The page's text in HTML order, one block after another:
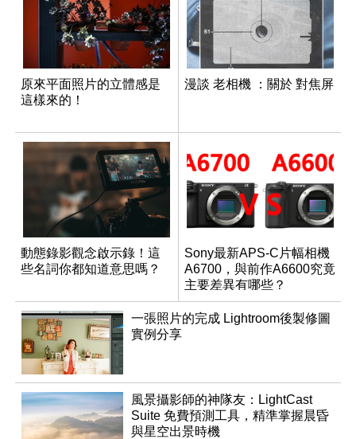
原來平面照片的立體感是
這樣來的！
漫談 老相機 ：關於 對焦屏
動態錄影觀念啟示錄！這
些名詞你都知道意思嗎？
Sony最新APS-C片幅相機
A6700，與前作A6600究竟
主要差異有哪些？
一張照片的完成 Lightroom後製修圖
實例分享
風景攝影師的神隊友：LightCast
Suite 免費預測工具，精準掌握晨昏
與星空出景時機